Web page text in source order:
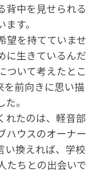
背中を見せられる
す。
望を持てていませ
に生きているんだ
ついて考えたとこ
を前向きに思い描
。
れたのは、軽音部
ハウスのオーナー
い換えれば、学校
たちとの出会いで